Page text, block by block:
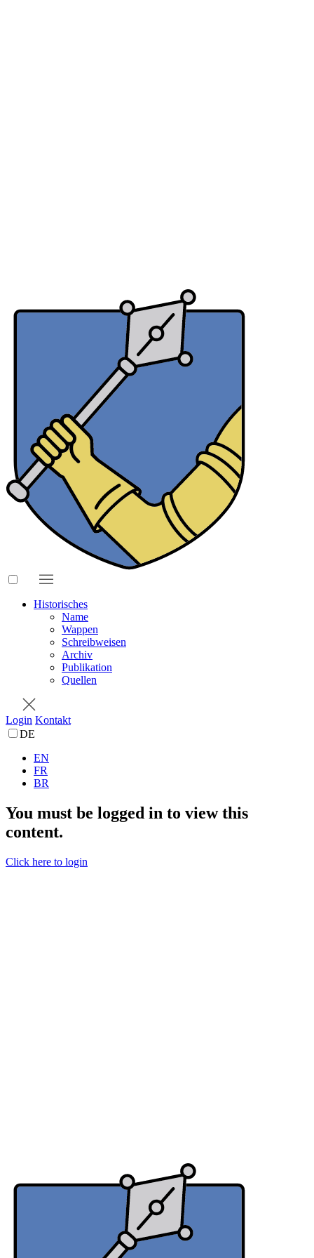
Historisches
Name
Wappen
Schreibweisen
Archiv
Publikation
Quellen
Login Kontakt
DE
EN
FR
BR
You must be logged in to view this
content.
Click here to login